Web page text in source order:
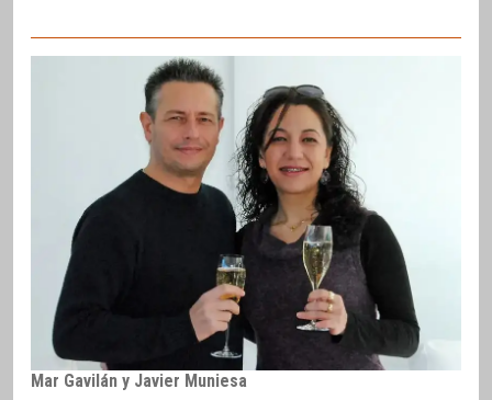
Mar Gavilán y Javier Muniesa